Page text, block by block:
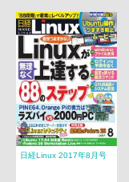
日経Linux 2017年8月号